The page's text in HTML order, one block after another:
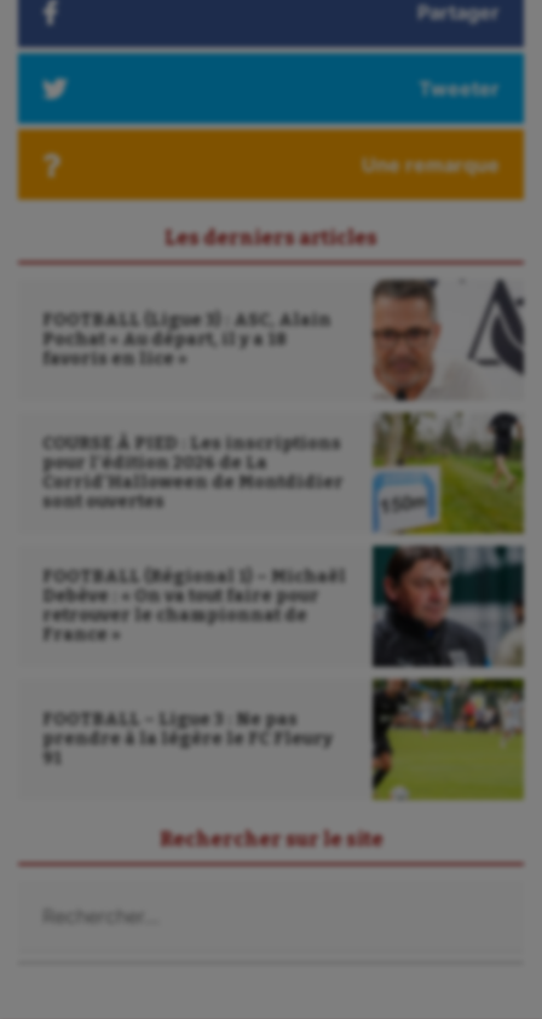
Pétanque
Plongée
Randonnée / Marche
Roller-derby
Sauvetage sportif
Sport adapté
Sport santé
Tir
Triathlon
Partager
Tweeter
Une remarque
Les derniers articles
FOOTBALL (Ligue 3) : ASC, Alain
Pochat « Au départ, il y a 18
favoris en lice »
COURSE À PIED : Les inscriptions
pour l’édition 2026 de La
Corrid’Halloween de Montdidier
sont ouvertes
FOOTBALL (Régional 1) – Michaël
Debève : « On va tout faire pour
retrouver le championnat de
France »
FOOTBALL – Ligue 3 : Ne pas
prendre à la légère le FC Fleury
91
Rechercher sur le site